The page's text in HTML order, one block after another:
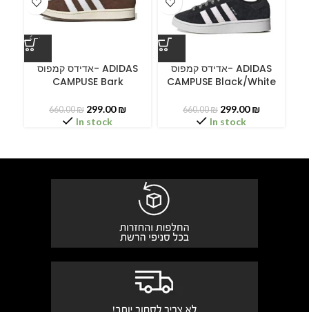
אדידס קמפוס- ADIDAS
CAMPUSE Bark
660.00₪ 299.00₪
In stock
אדידס קמפוס- ADIDAS
CAMPUSE Black/White
660.00₪ 299.00₪
In stock